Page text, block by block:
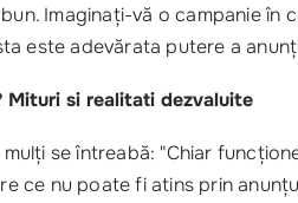
Imaginați-vă o campanie în
este adevărata putere a
Mituri si realitati dezvaluite
se întreabă: "Chiar
ce nu poate fi atins prin